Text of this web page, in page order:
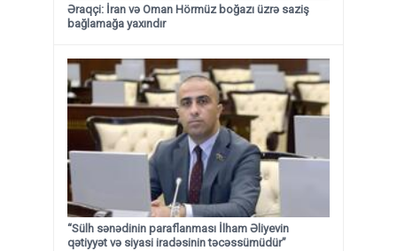
Əraqçi: İran və Oman Hörmüz boğazı üzrə saziş
bağlamağa yaxındır
“Sülh sənədinin paraflanması İlham Əliyevin
qətiyyət və siyasi iradəsinin təcəssümüdür”